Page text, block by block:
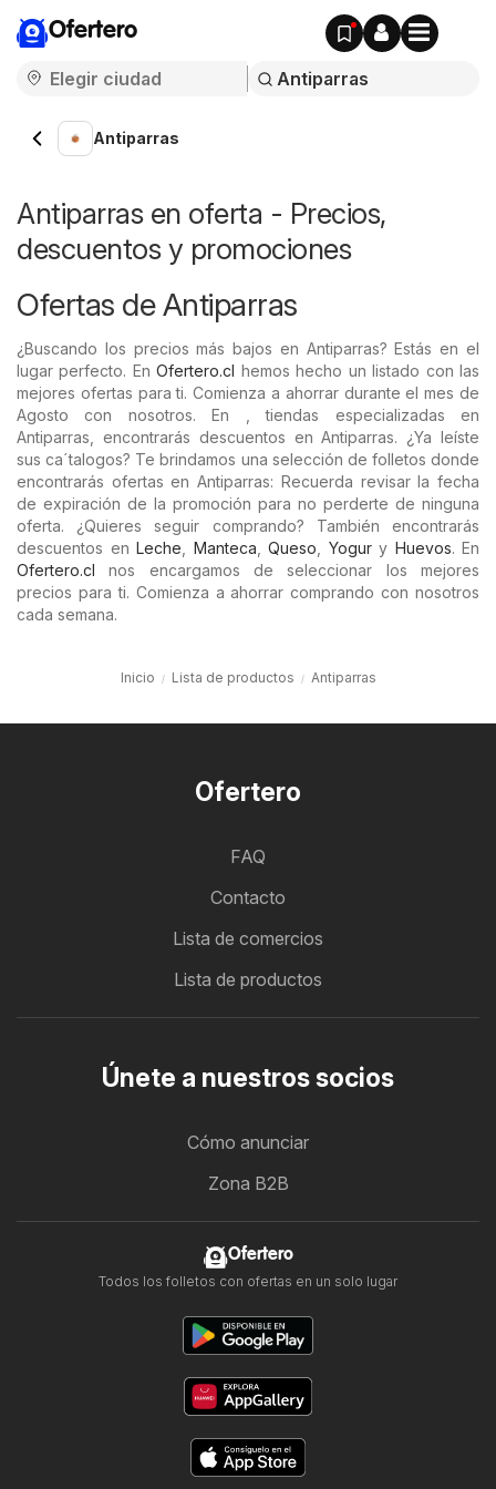
Ofertero
Antiparras
Antiparras en oferta - Precios,
descuentos y promociones
Ofertas de Antiparras
¿Buscando los precios más bajos en Antiparras? Estás en el
lugar perfecto. EnOfertero.cl hemos hecho un listado con las
mejores ofertas para ti. Comienza a ahorrar durante el mes de
Agosto con nosotros. En , tiendas especializadas en
Antiparras, encontrarás descuentos en Antiparras. ¿Ya leíste
sus ca´talogos? Te brindamos una selección de folletos donde
encontrarás ofertas en Antiparras: Recuerda revisar la fecha
de expiración de la promoción para no perderte de ninguna
oferta. ¿Quieres seguir comprando? También encontrarás
descuentos en Leche Manteca Queso Yogury Huevos. En
Ofertero.cl nos encargamos de seleccionar los mejores
precios para ti. Comienza a ahorrar comprando con nosotros
cada semana.
Inicio Lista de productos Antiparras
Ofertero
FAQ
Contacto
Lista de comercios
Lista de productos
Únete a nuestros socios
Cómo anunciar
Zona B2B
Ofertero
Todos los folletos con ofertas en un solo lugar